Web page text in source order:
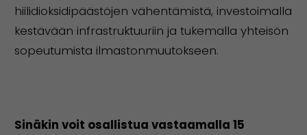
hiilidioksidipäästöjen vähentämistä, investoimalla
kestävään infrastruktuuriin ja tukemalla yhteisön
sopeutumista ilmastonmuutokseen.
Sinäkin voit osallistua vastaamalla 15